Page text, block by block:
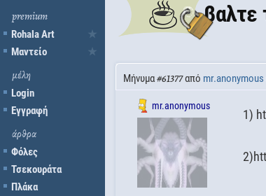
premium
Rohala Art
Μαντείο
μέλη
Login
Εγγραφή
άρθρα
Φόλες
Τσεκουράτα
Πλάκα
βαλτε
Μήνυμα #61377από mr.anonymous
mr.anonymous
1)